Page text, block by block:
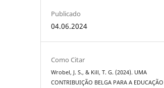
Publicado
04.06.2024
Como Citar
Wrobel, J. S., & Kill, T. G. (2024). UMA
CONTRIBUIÇÃO BELGA PARA A EDUCAÇÃO